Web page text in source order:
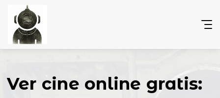
Ver cine online gratis: